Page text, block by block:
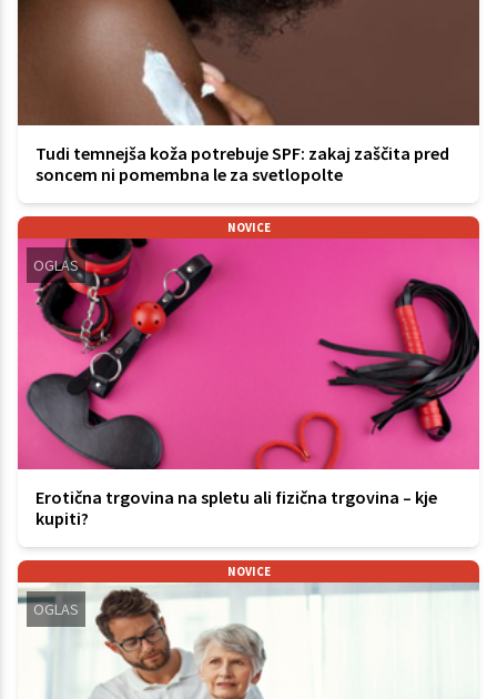
Tudi temnejša koža potrebuje SPF: zakaj zaščita pred
soncem ni pomembna le za svetlopolte
NOVICE
OGLAS
Erotična trgovina na spletu ali fizična trgovina – kje
kupiti?
NOVICE
OGLAS